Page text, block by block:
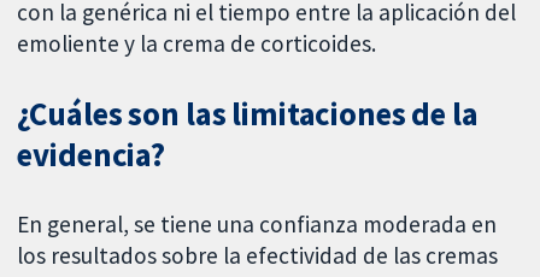
con la genérica ni el tiempo entre la aplicación del
emoliente y la crema de corticoides.
¿Cuáles son las limitaciones de la
evidencia?
En general, se tiene una confianza moderada en
los resultados sobre la efectividad de las cremas